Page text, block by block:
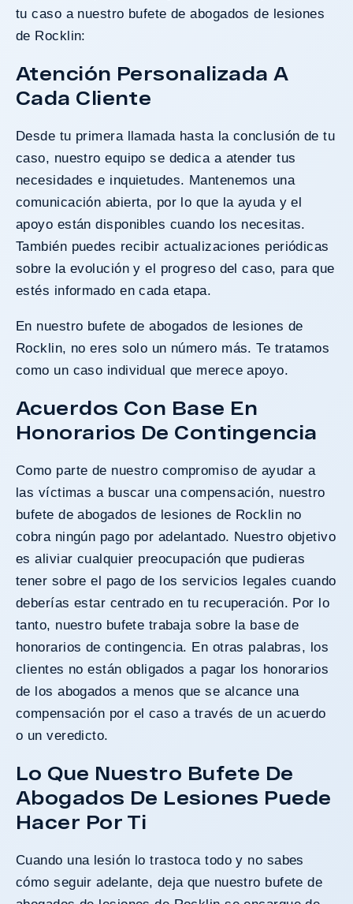
tu caso a nuestro bufete de abogados de lesiones
de Rocklin:
Atención Personalizada A
Cada Cliente
Desde tu primera llamada hasta la conclusión de tu
caso, nuestro equipo se dedica a atender tus
necesidades e inquietudes. Mantenemos una
comunicación abierta, por lo que la ayuda y el
apoyo están disponibles cuando los necesitas.
También puedes recibir actualizaciones periódicas
sobre la evolución y el progreso del caso, para que
estés informado en cada etapa.
En nuestro bufete de abogados de lesiones de
Rocklin, no eres solo un número más. Te tratamos
como un caso individual que merece apoyo.
Acuerdos Con Base En
Honorarios De Contingencia
Como parte de nuestro compromiso de ayudar a
las víctimas a buscar una compensación, nuestro
bufete de abogados de lesiones de Rocklin no
cobra ningún pago por adelantado. Nuestro objetivo
es aliviar cualquier preocupación que pudieras
tener sobre el pago de los servicios legales cuando
deberías estar centrado en tu recuperación. Por lo
tanto, nuestro bufete trabaja sobre la base de
honorarios de contingencia. En otras palabras, los
clientes no están obligados a pagar los honorarios
de los abogados a menos que se alcance una
compensación por el caso a través de un acuerdo
o un veredicto.
Lo Que Nuestro Bufete De
Abogados De Lesiones Puede
Hacer Por Ti
Cuando una lesión lo trastoca todo y no sabes
cómo seguir adelante, deja que nuestro bufete de